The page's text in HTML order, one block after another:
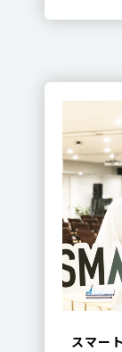
スマー